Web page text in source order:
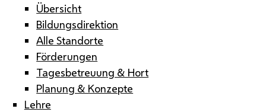
Übersicht
Bildungsdirektion
Alle Standorte
Förderungen
Tagesbetreuung & Hort
Planung & Konzepte
Lehre